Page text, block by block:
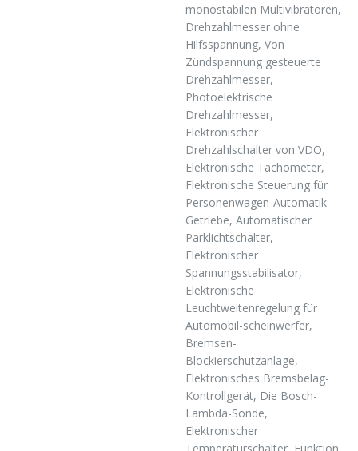
monostabilen Multivibratoren,
Drehzahlmesser ohne
Hilfsspannung, Von
Zündspannung gesteuerte
Drehzahlmesser,
Photoelektrische
Drehzahlmesser,
Elektronischer
Drehzahlschalter von VDO,
Elektronische Tachometer,
Flektronische Steuerung für
Personenwagen-Automatik-
Getriebe, Automatischer
Parklichtschalter,
Elektronischer
Spannungsstabilisator,
Elektronische
Leuchtweitenregelung für
Automobil-scheinwerfer,
Bremsen-
Blockierschutzanlage,
Elektronisches Bremsbelag-
Kontrollgerät, Die Bosch-
Lambda-Sonde,
Elektronischer
Temperaturschalter, Funktion